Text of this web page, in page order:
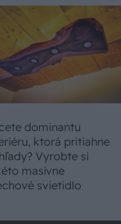
dominantu
ktorá pritiahne
Vyrobte si
masívne
svietidlo